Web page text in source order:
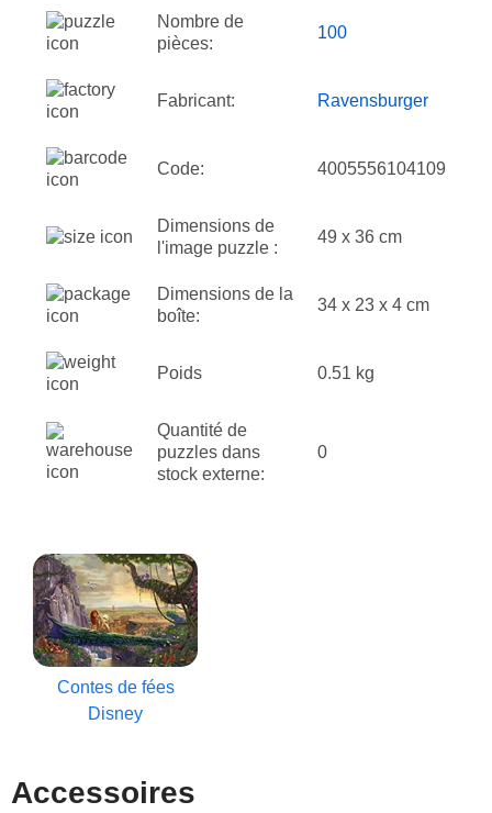
Nombre de
pièces:
100
Fabricant: Ravensburger
Code: 4005556104109
Dimensions de
l'image puzzle :
49 x 36 cm
Dimensions de la
boîte:
34 x 23 x 4 cm
Poids 0.51 kg
Quantité de
puzzles dans
stock externe:
0
Contes de fées
Disney
Accessoires